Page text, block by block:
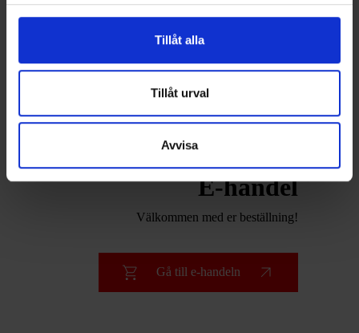
Tillåt alla
Tillåt urval
Avvisa
E-handel
Välkommen med er beställning!
Gå till e-handeln